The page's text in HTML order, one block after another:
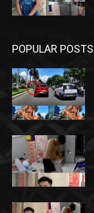
POPULAR POSTS